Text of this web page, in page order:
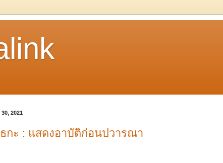
2021
กะ : แสดงอาบัติก่อนปวารณา